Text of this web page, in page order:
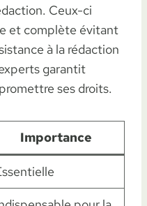
Ceux-ci
et complète évitant
à la rédaction
garantit
ses droits.
Importance